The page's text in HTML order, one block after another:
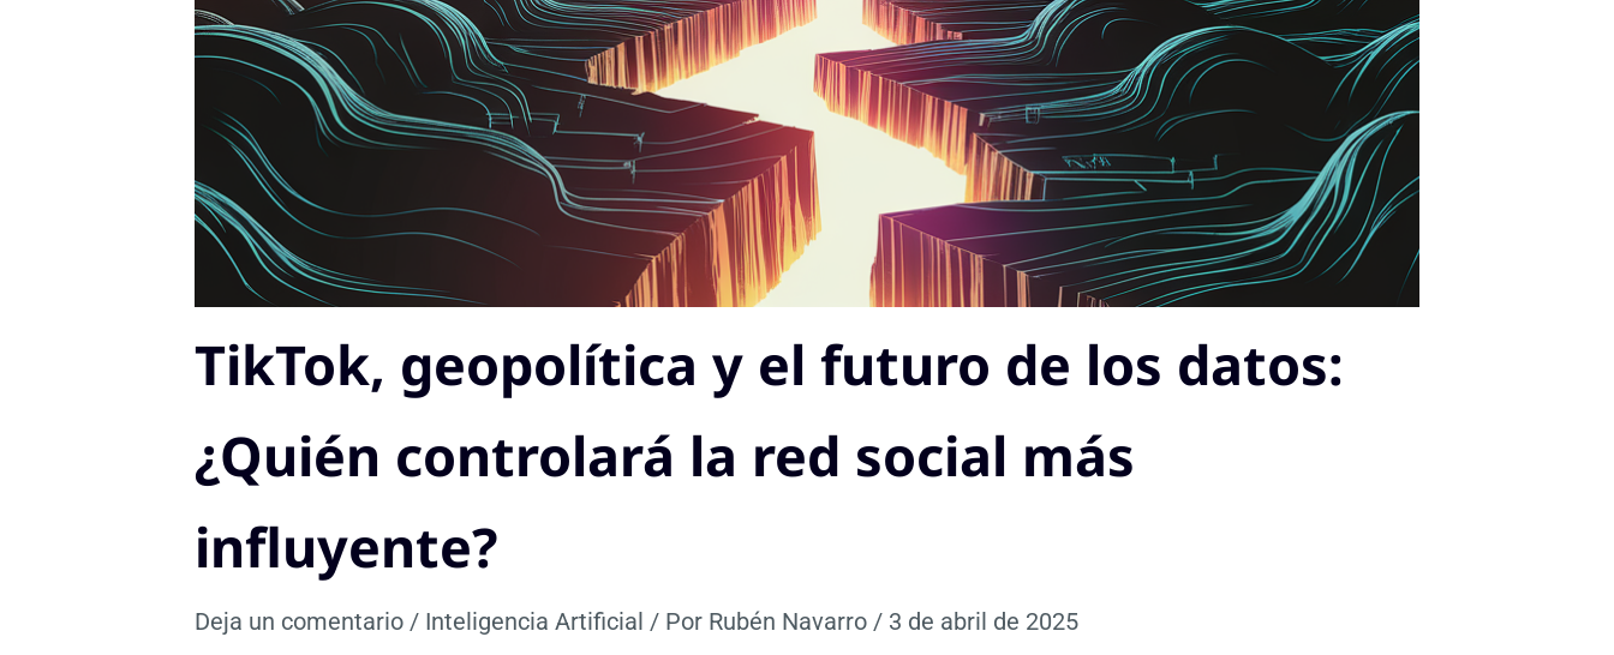
TikTok, geopolítica y el futuro de los datos:
¿Quién controlará la red social más
influyente?
Deja un comentario / Inteligencia Artificial / Por Rubén Navarro / 3 de abril de 2025